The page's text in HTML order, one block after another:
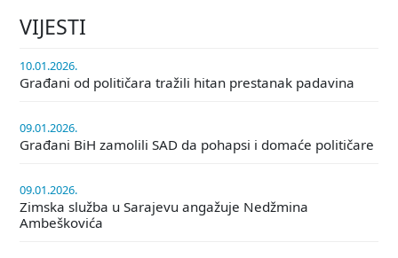
VIJESTI
10.01.2026.
Građani od političara tražili hitan prestanak padavina
09.01.2026.
Građani BiH zamolili SAD da pohapsi i domaće političare
09.01.2026.
Zimska služba u Sarajevu angažuje Nedžmina
Ambeškovića